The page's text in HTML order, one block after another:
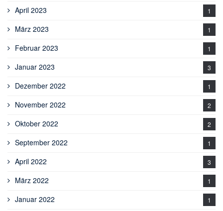
April 2023 1
März 2023 1
Februar 2023 1
Januar 2023 3
Dezember 2022 1
November 2022 2
Oktober 2022 2
September 2022 1
April 2022 3
März 2022 1
Januar 2022 1